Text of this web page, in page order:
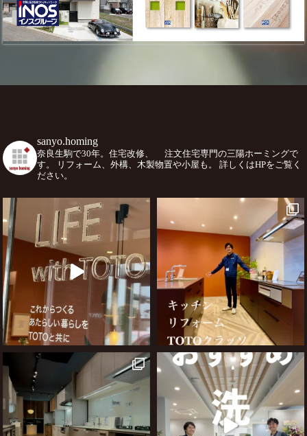
sanyo.homing
奈良生駒で30年。住宅改修、
注文住宅専門の三陽ホーミングで
す。
リフォーム、外構、木製物置や小屋も。
詳しくはHPをご覧く
ださい。